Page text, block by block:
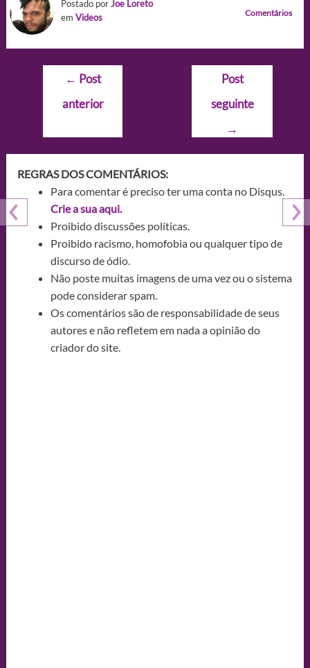
Postado porJoe Loreto
em Videos Comentários
Navegação
Post
← Post
anterior
Post
seguinte
→
REGRAS DOS COMENTÁRIOS:
Para comentar é preciso ter uma conta no Disqus.
Crie a sua aqui.
Proibido discussões políticas.
Proibido racismo, homofobia ou qualquer tipo de
discurso de ódio.
Não poste muitas imagens de uma vez ou o sistema
pode considerar spam.
Os comentários são de responsabilidade de seus
autores e não refletem em nada a opinião do
criador do site.